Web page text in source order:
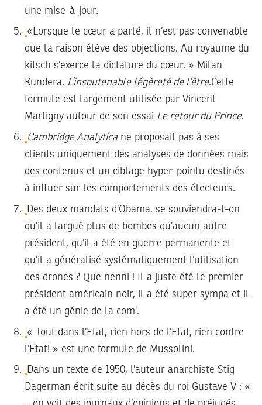
une mise-à-jour.
«Lorsque le cœur a parlé, il n’est pas convenable
que la raison élève des objections. Au royaume du
kitsch s’exerce la dictature du cœur. » Milan
Kundera. L’insoutenable légèreté de l’être.Cette
formule est largement utilisée par Vincent
Martigny autour de son essai Le retour du Prince.
Cambridge Analytica ne proposait pas à ses
clients uniquement des analyses de données mais
des contenus et un ciblage hyper-pointu destinés
à influer sur les comportements des électeurs.
Des deux mandats d’Obama, se souviendra-t-on
qu’il a largué plus de bombes qu’aucun autre
président, qu’il a été en guerre permanente et
qu’il a généralisé systématiquement l’utilisation
des drones ? Que nenni ! Il a juste été le premier
président américain noir, il a été super sympa et il
a été un génie de la com’.
« Tout dans l’Etat, rien hors de l’Etat, rien contre
l’Etat! » est une formule de Mussolini.
Dans un texte de 1950, l’auteur anarchiste Stig
Dagerman écrit suite au décès du roi Gustave V : «